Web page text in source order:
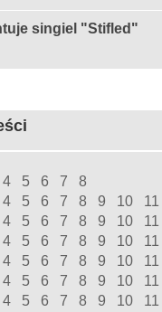
singiel "Stifled"
4 5 6 7
8
4 5 6 7 8 9 10 11
4 5 6 7 8 9 10 11
4 5 6 7 8 9 10 11
4 5 6 7 8 9 10 11
4 5 6 7 8 9 10 11
4 5 6 7 8 9 10 11